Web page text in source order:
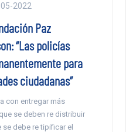
2022
Paz
“Las policías
para
ciudadanas”
con entregar más
se deben re distribuir
debe re tipificar el